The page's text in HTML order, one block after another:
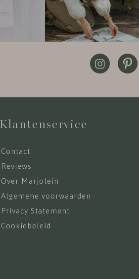
Klantenservice
Contact
Reviews
Over Marjolein
Algemene voorwaarden
Privacy Statement
Cookiebeleid